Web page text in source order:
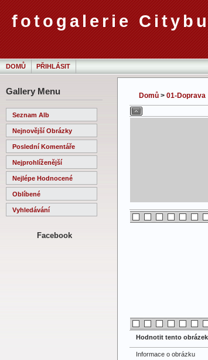
fotogalerie
DOMŮ PŘIHLÁSIT
Gallery Menu
Seznam Alb
Nejnovější Obrázky
Poslední Komentáře
Nejprohlíženější
Nejlépe Hodnocené
Oblíbené
Vyhledávání
Facebook
Domů > 01-Doprava
Hodnotit tento obrázek
Informace o obrázku